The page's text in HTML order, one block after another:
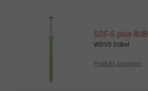
SDF-S plus 8UB
WDVS Dübel
Produkt anzeigen